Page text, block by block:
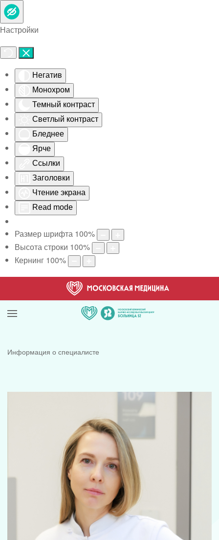
Настройки
Негатив
Монохром
Темный контраст
Светлый контраст
Бледнее
Ярче
Ссылки
Заголовки
Чтение экрана
Read mode
Размер шрифта 100%
Высота строки 100%
Кернинг 100%
Skip to main content
Информация о специалисте